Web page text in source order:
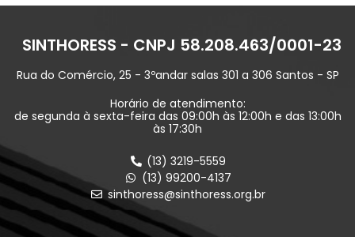
SINTHORESS - CNPJ 58.208.463/0001-23
Rua do Comércio, 25 - 3ºandar salas 301 a 306 Santos - SP
Horário de atendimento:
de segunda à sexta-feira das 09:00h às 12:00h e das 13:00h
às 17:30h
(13) 3219-5559
(13) 99200-4137
sinthoress@sinthoress.org.br